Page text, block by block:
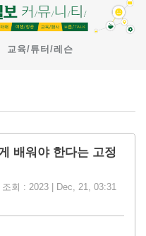
교육/튜터/레슨
배워야 한다는 고정
회 : 2023 | Dec, 21, 03:31